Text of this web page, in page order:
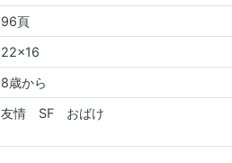
96頁
22×16
8歳から
友情 SF おばけ